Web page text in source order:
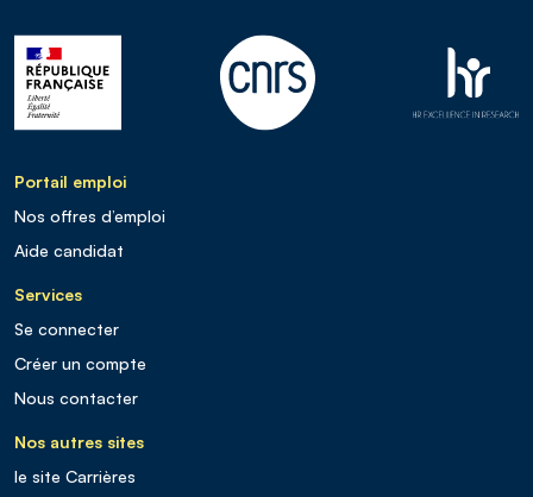
Portail emploi
Nos offres d’emploi
Aide candidat
Services
Se connecter
Créer un compte
Nous contacter
Nos autres sites
le site Carrières